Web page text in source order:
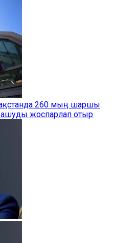
260 мың шаршы
жоспарлап отыр